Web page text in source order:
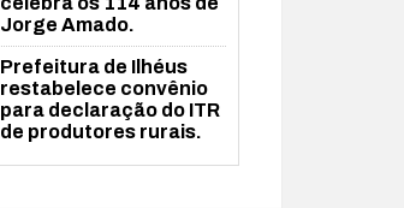
Jorge Amado.
Prefeitura de Ilhéus
restabelece convênio
para declaração do ITR
de produtores rurais.